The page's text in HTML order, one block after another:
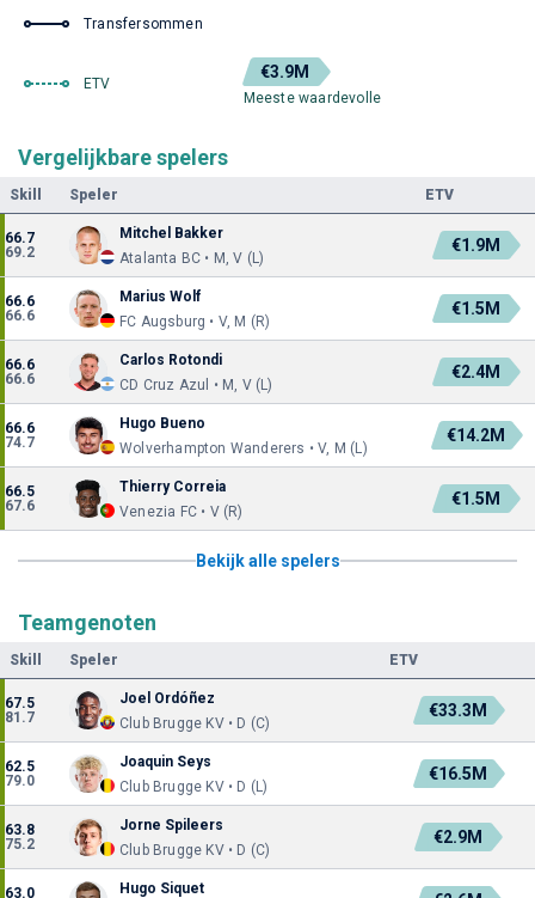
Transfersommen
ETV
€3.9M
Meeste waardevolle
Vergelijkbare spelers
Skill Speler ETV
66.7
69.2
Mitchel Bakker
Atalanta BC • M, V (L)
€1.9M
66.6
66.6
Marius Wolf
FC Augsburg • V, M (R)
€1.5M
66.6
66.6
Carlos Rotondi
CD Cruz Azul • M, V (L)
€2.4M
66.6
74.7
Hugo Bueno
Wolverhampton Wanderers • V, M (L)
€14.2M
66.5
67.6
Thierry Correia
Venezia FC • V (R)
€1.5M
Bekijk alle spelers
Teamgenoten
Skill Speler ETV
67.5
81.7
Joel Ordóñez
Club Brugge KV • D (C)
€33.3M
62.5
79.0
Joaquin Seys
Club Brugge KV • D (L)
€16.5M
63.8
75.2
Jorne Spileers
Club Brugge KV • D (C)
€2.9M
63.0 Hugo Siquet